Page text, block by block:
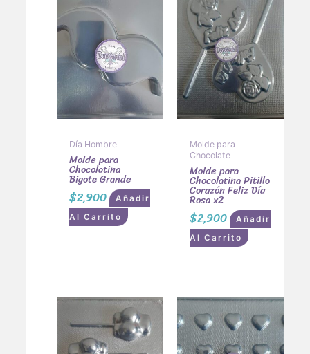
Día Hombre
Molde para
Chocolatina
Bigote Grande
$2,900
Añadir
Al Carrito
Molde para
Chocolate
Molde para
Chocolatina Pitillo
Corazón Feliz Día
Rosa x2
$2,900
Añadir
Al Carrito